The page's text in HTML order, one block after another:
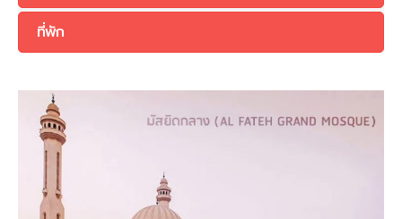
ที่พัก